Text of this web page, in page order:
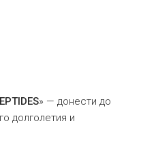
» — донести до
долголетия и